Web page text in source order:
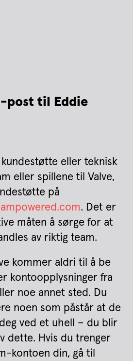
post til Eddie
eller teknisk
eller spillene til Valve,
på
. Det er
måten å sørge for at
av riktig team.
kommer aldri til å be
kontoopplysninger fra
noe annet sted. Du
noen som påstår at de
ved et uhell – du blir
dette. Hvis du trenger
kontoen din, gå til